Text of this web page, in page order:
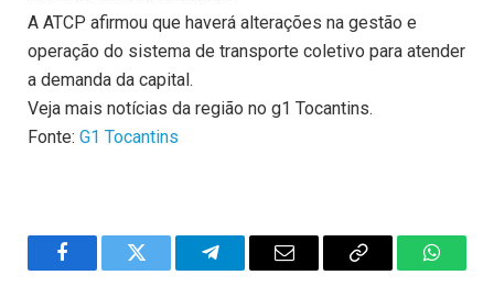
A ATCP afirmou que haverá alterações na gestão e
operação do sistema de transporte coletivo para atender
a demanda da capital.
Veja mais notícias da região no g1 Tocantins.
Fonte: G1 Tocantins
FacebookTwitter TelegramEmail Copy